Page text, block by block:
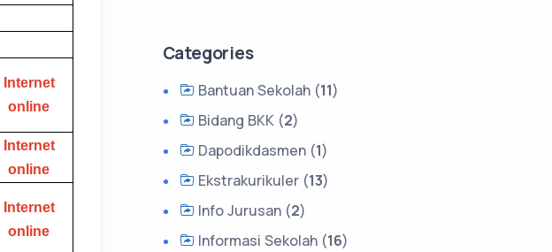
Internet
online
Internet
online
Internet
online
Categories
Bantuan Sekolah (11)
Bidang BKK (2)
Dapodikdasmen (1)
Ekstrakurikuler (13)
Info Jurusan (2)
Informasi Sekolah (16)